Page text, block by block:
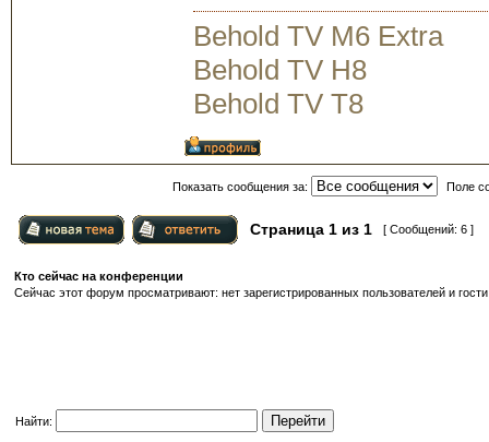
Behold TV M6 Extra
Behold TV H8
Behold TV T8
Показать сообщения за: Поле
Страница 1 из 1 [ Сообщений: 6 ]
Кто сейчас на конференции
Сейчас этот форум просматривают: нет зарегистрированных пользователей и
Найти: